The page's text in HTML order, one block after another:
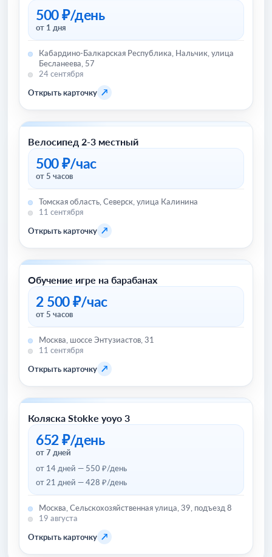
500 ₽/день
от 1 дня
Кабардино-Балкарская Республика, Нальчик, улица
Бесланеева, 57
24 сентября
Открыть карточку ↗
Велосипеды
Велосипед 2-3 местный
500 ₽/час
от 5 часов
Томская область, Северск, улица Калинина
11 сентября
Открыть карточку ↗
Хобби и отдых
Обучение игре на барабанах
2 500 ₽/час
от 5 часов
Москва, шоссе Энтузиастов, 31
11 сентября
Открыть карточку ↗
Товары для детей и игрушки
Коляска Stokke yoyo 3
652 ₽/день
от 7 дней
от 14 дней — 550 ₽/день
от 21 дней — 428 ₽/день
Москва, Сельскохозяйственная улица, 39, подъезд 8
19 августа
Открыть карточку ↗